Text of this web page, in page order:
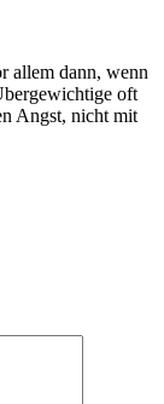
allem dann, wenn
oft
Angst, nicht mit